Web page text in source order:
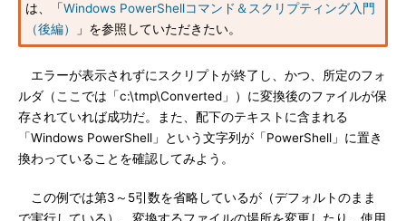
は、「Windows PowerShellコマンド＆スクリプティング入門
（後編）
」を参照していただきたい。
エラーが表示されずにスクリプトが終了し、かつ、所定のフォ
ルダ（ここでは「c:\tmp\Converted」）に変換後のファイルが保
存されていれば成功だ。また、配下のテキストに含まれる
「Windows PowerShell」という文字列が「PowerShell」に置き
換わっていることを確認してみよう。
この例では第3～5引数を省略しているが（デフォルトのまま